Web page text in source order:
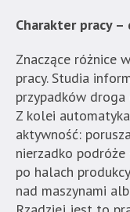
Charakter pracy
Znaczące różnice
pracy. Studia
przypadków
Z kolei
aktywność:
nierzadko podróże
po halach
nad maszynami